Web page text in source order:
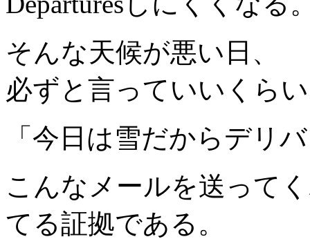
そんな天候が悪い日、
必ずと言っていいくら
「今日は雪だからデリ
こんなメールを送って
てる証拠である。